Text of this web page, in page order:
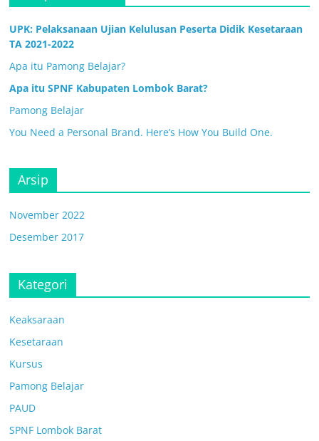
UPK: Pelaksanaan Ujian Kelulusan Peserta Didik Kesetaraan
TA 2021-2022
Apa itu Pamong Belajar?
Apa itu SPNF Kabupaten Lombok Barat?
Pamong Belajar
You Need a Personal Brand. Here’s How You Build One.
Arsip
November 2022
Desember 2017
Kategori
Keaksaraan
Kesetaraan
Kursus
Pamong Belajar
PAUD
SPNF Lombok Barat